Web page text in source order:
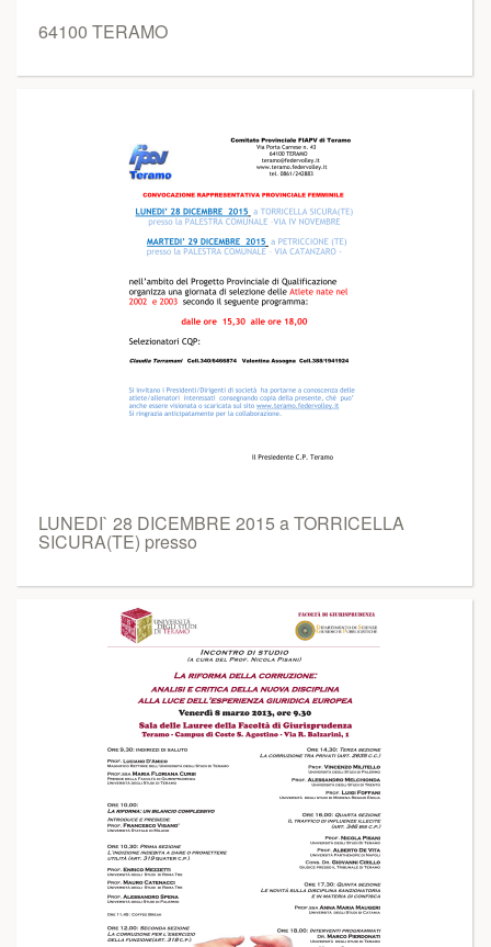
64100 TERAMO
LUNEDI` 28 DICEMBRE 2015 a TORRICELLA
SICURA(TE) presso